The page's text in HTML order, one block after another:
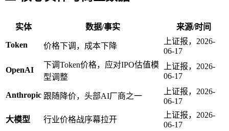
实体 数据/事实 来源/时间
Token 价格下调，成本下降
上证报，2026-
06-17
OpenAI
下调Token价格，应对IPO估值模
型调整
上证报，2026-
06-17
Anthropic 跟随降价，头部AI厂商之一
上证报，2026-
06-17
大模型 行业价格战序幕拉开
上证报，2026-
06-17